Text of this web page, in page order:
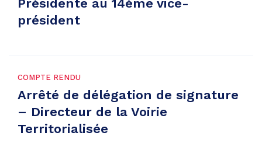
Présidente au 14ème vice-
président
COMPTE RENDU
Arrêté de délégation de signature
– Directeur de la Voirie
Territorialisée